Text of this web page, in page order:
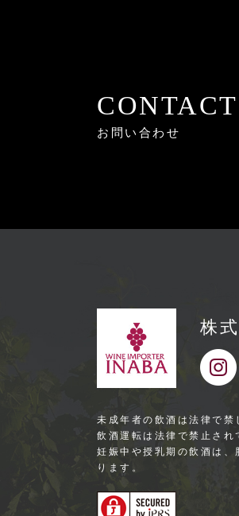
CONTACT
お問い合わせ
株
未成年者の飲酒は法律で禁
飲酒運転は法律で禁⽌され
妊娠中や授乳期の飲酒は
ります。